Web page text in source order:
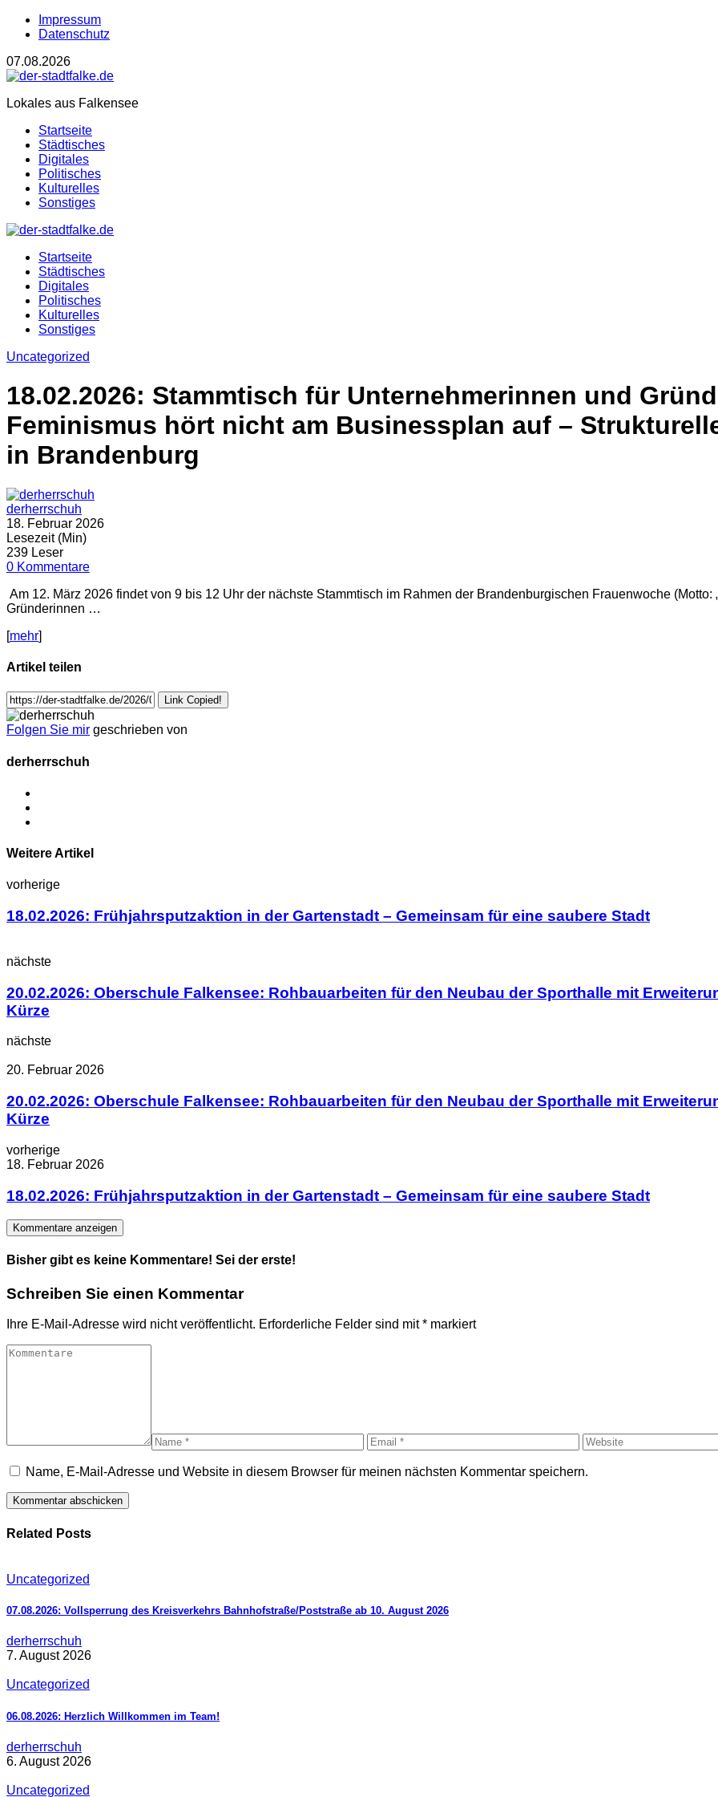
Impressum
Datenschutz
07.08.2026
Lokales aus Falkensee
Startseite
Städtisches
Digitales
Politisches
Kulturelles
Sonstiges
Startseite
Städtisches
Digitales
Politisches
Kulturelles
Sonstiges
Uncategorized
18.02.2026: Stammtisch für Unternehmerinnen und
Feminismus hört nicht am Businessplan auf –
in Brandenburg
derherrschuh
18. Februar 2026
Lesezeit (Min)
239 Leser
0 Kommentare
Am 12. März 2026 findet von 9 bis 12 Uhr der nächste Stammtisch im Rahmen der Brandenburgischen Frauenwoche (Motto:
Gründerinnen …
[mehr]
Artikel teilen
Link Copied!
Folgen Sie mir geschrieben von
derherrschuh
Weitere Artikel
vorherige
18.02.2026: Frühjahrsputzaktion in der Gartenstadt – Gemeinsam für eine saubere Stadt
nächste
20.02.2026: Oberschule Falkensee: Rohbauarbeiten für den Neubau der Sporthalle mit
Kürze
nächste
20. Februar 2026
20.02.2026: Oberschule Falkensee: Rohbauarbeiten für den Neubau der Sporthalle mit
Kürze
vorherige
18. Februar 2026
18.02.2026: Frühjahrsputzaktion in der Gartenstadt – Gemeinsam für eine saubere Stadt
Kommentare anzeigen
Bisher gibt es keine Kommentare! Sei der erste!
Schreiben Sie einen Kommentar
Ihre E-Mail-Adresse wird nicht veröffentlicht. Erforderliche Felder sind mit* markiert
Name, E-Mail-Adresse und Website in diesem Browser für meinen nächsten Kommentar speichern.
Related Posts
Uncategorized
07.08.2026: Vollsperrung des Kreisverkehrs Bahnhofstraße/Poststraße ab 10. August 2026
derherrschuh
7. August 2026
Uncategorized
06.08.2026: Herzlich Willkommen im Team!
derherrschuh
6. August 2026
Uncategorized